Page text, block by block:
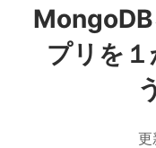
プリを
更